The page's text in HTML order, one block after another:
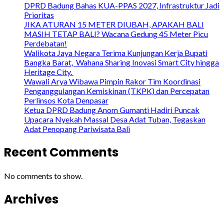
DPRD Badung Bahas KUA-PPAS 2027, Infrastruktur Jadi
Prioritas
JIKA ATURAN 15 METER DIUBAH, APAKAH BALI
MASIH TETAP BALI? Wacana Gedung 45 Meter Picu
Perdebatan!
Walikota Jaya Negara Terima Kunjungan Kerja Bupati
Bangka Barat, Wahana Sharing Inovasi Smart City hingga
Heritage City.
Wawali Arya Wibawa Pimpin Rakor Tim Koordinasi
Penganggulangan Kemiskinan (TKPK) dan Percepatan
Perlinsos Kota Denpasar
Ketua DPRD Badung Anom Gumanti Hadiri Puncak
Upacara Nyekah Massal Desa Adat Tuban, Tegaskan
Adat Penopang Pariwisata Bali
Recent Comments
No comments to show.
Archives